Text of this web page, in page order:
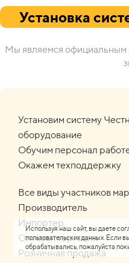
Установка
Мы являемся официальным
Установим систему
оборудование
Обучим персонал
Окажем техподдержку
Все виды участников
Производитель
Импортер
Оптовая торговля
Розничная продажа
Используя наш сайт, вы даете
пользовательских данных. Если
обрабатывались, пожалуйста